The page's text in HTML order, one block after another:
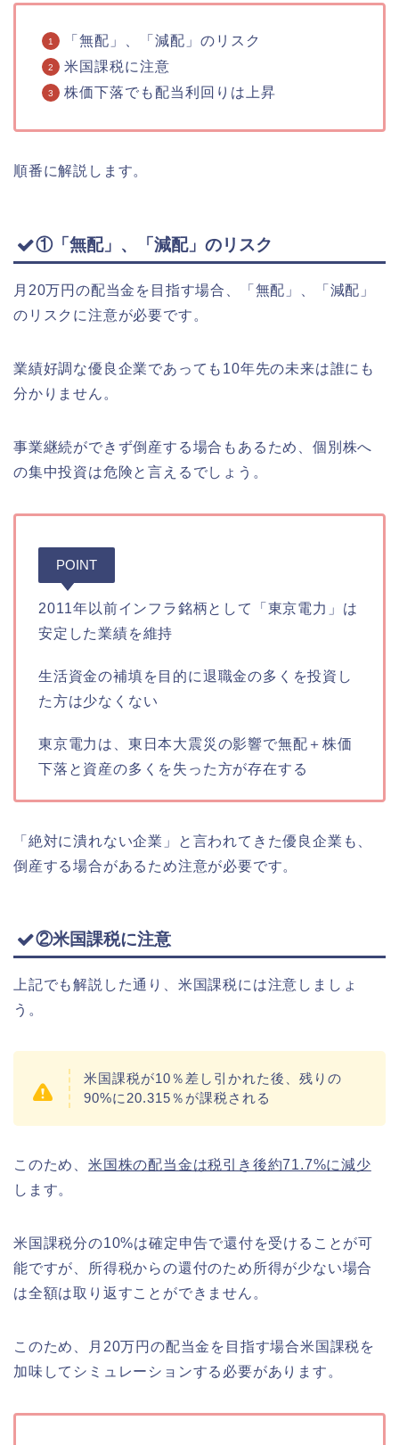
「無配」、「減配」のリスク
米国課税に注意
株価下落でも配当利回りは上昇
順番に解説します。
①「無配」、「減配」のリスク
月20万円の配当金を目指す場合、「無配」、「減配」
のリスクに注意が必要です。
業績好調な優良企業であっても10年先の未来は誰にも
分かりません。
事業継続ができず倒産する場合もあるため、個別株へ
の集中投資は危険と言えるでしょう。
POINT
2011年以前インフラ銘柄として「東京電力」は
安定した業績を維持
生活資金の補填を目的に退職金の多くを投資し
た方は少なくない
東京電力は、東日本大震災の影響で無配＋株価
下落と資産の多くを失った方が存在する
「絶対に潰れない企業」と言われてきた優良企業も、
倒産する場合があるため注意が必要です。
②米国課税に注意
上記でも解説した通り、米国課税には注意しましょ
う。
米国課税が10％差し引かれた後、残りの
90%に20.315％が課税される
このため、 米国株の配当金は税引き後約71.7%に減少
します。
米国課税分の10%は確定申告で還付を受けることが可
能ですが、所得税からの還付のため所得が少ない場合
は全額は取り返すことができません。
このため、月20万円の配当金を目指す場合米国課税を
加味してシミュレーションする必要があります。